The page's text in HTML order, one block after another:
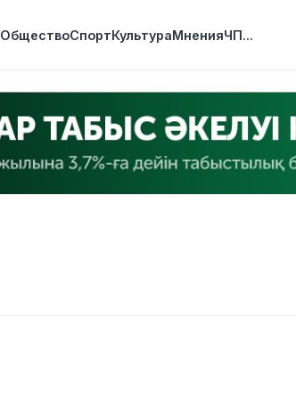
ОбществоСпортКультураМненияЧП...